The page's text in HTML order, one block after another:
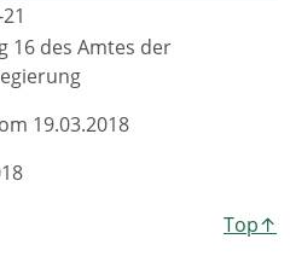
16 des Amtes der
19.03.2018
Top↑